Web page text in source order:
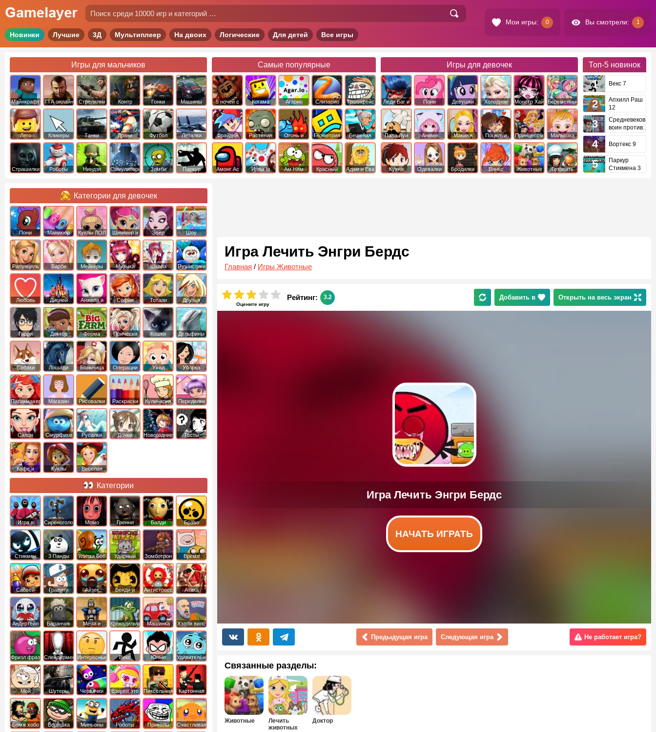
Мои игры: 0 Вы смотрели: 1
Новинки Лучшие 3Д Мультиплеер На двоих Логические Для детей Все игры
Игры для мальчиков
Майнкрафт ГТА онлайн Стрелялки
Контр
Страйк
Гонки Машины
Лего Кликеры Танки Драки Футбол Леталки
Страшилки Роботы Ниндзя Симуляторы Зомби Паркур
Самые популярные
5 ночей с
фредди
Когама Агарио Слизарио
Троллфейс
квест
Фрайдей
Найт
Фанкин
Растения
против
Зомби
Огонь и
Вода
Геометрия
Даш
Бешеная
бабка
сбежала из
психушки
Амонг Ас Игры Io Ам Ням
Красный
Адам и Ева
Игры для девочек
Леди Баг и
Супер Кот
Пони
Дружба это
Девушки
Эквестрии
Холодное
Сердце
Монстр Хай Беременные
Папа Луи Аниме Макияж Поцелуи
Принцессы
Диснея
Малышка
Хейзел
Кухня
Одевалки Бродилки Винкс Животные
Готовить
Топ-5 новинок
Векс 7
Апхилл Раш
12
Средневековый
воин против
Вортекс 9
Паркур
Стикмена 3
Игра Лечить Энгри Бердс
Главная / Игры Животные
Оцените игру
Рейтинг: 3.2 Добавить в Открыть на весь экран
НАЧАТЬ ИГРАТЬ
Предыдущая игра Следующая игра Не работает игра?
Связанные разделы:
Животные
Лечить
животных
Доктор
Категории для девочек
Пони
креатор
Маникюр Куклы ЛОЛ
Шиммер и
Шайн
Эвер
Афтер Хай
Шоу
дельфинов
Рапунцель Барби Мейкеры Музыка Школа Пушистики
Любовь Дисней
Анжела и
том
София
Прекрасная
Тотали
Спайс
Друзья
ангелов
Гарри
Поттер
Доктор
Плюшева
Ферма Прически Кошки Дельфины
Собаки Лошади Больница Операции Уход Уборка
Парикмахер Магазин Рисовалки Раскраски Кулинария Переделки
Салон Смурфики Русалки Дочки Новогодние Тесты
Кафе и
Куклы
Веселая
Категории
Игра в
Кальмара
Сиреноголовый Момо Гренни Балди
Браво
Старс
Стикмен 3 Панды Улитка Боб
Ударный
отряд котят
Зомботрон
Время
Приключений
Сабвей
Серф
Гравити
Фолз
Айзек
Бенди и
Чернильная
машина
Антистресс
Атака
Титанов
Андертейл
Баранчик
Шон
Мечи и
Сандали
Крокодильчик
Свомпи
Машинка
Вилли
Хэппи вилс
Фризл фраз Слендермен Интересные Векс
Юные
титаны
вперед
Удивительный
мир
Гамбола
Мой
шумный
дом
Шутеры Червячки Взорви это
Пиксельная
война
Картонная
башка
Бомж хобо
Воришка
Миньоны
Роботы
Приколы
Счастливая